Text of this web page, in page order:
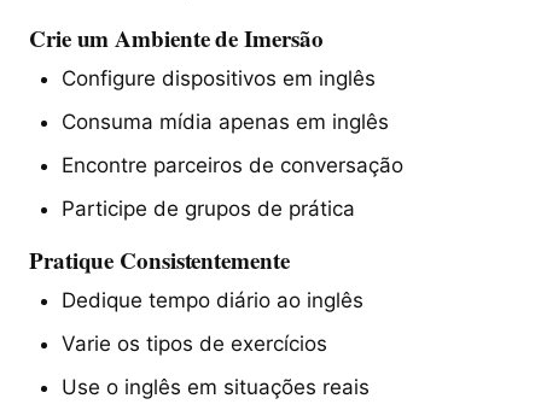
Crie um Ambiente de Imersão
Configure dispositivos em inglês
Consuma mídia apenas em inglês
Encontre parceiros de conversação
Participe de grupos de prática
Pratique Consistentemente
Dedique tempo diário ao inglês
Varie os tipos de exercícios
Use o inglês em situações reais